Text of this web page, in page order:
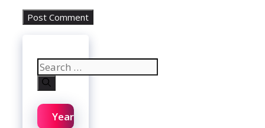
Search
for:
Year